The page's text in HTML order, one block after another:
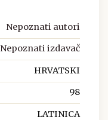
Nepoznati autori
Nepoznati izdavač
HRVATSKI
98
LATINICA